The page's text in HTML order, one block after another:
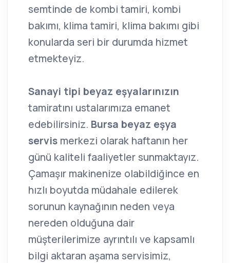
semtinde de kombi tamiri, kombi
bakımı, klima tamiri, klima bakımı gibi
konularda seri bir durumda hizmet
etmekteyiz.
Sanayi tipi beyaz eşyalarınızın
tamiratını ustalarımıza emanet
edebilirsiniz. Bursa beyaz eşya
servis merkezi olarak haftanın her
günü kaliteli faaliyetler sunmaktayız.
Çamaşır makinenize olabildiğince en
hızlı boyutda müdahale edilerek
sorunun kaynağının neden veya
nereden olduğuna dair
müşterilerimize ayrıntılı ve kapsamlı
bilgi aktaran aşama servisimiz,